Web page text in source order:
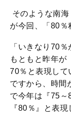
そのような南
が今回、「80％
「いきなり70
もともと昨年が
70％と表現して
ですから、時間
で今年は『75～
『80％』と表現